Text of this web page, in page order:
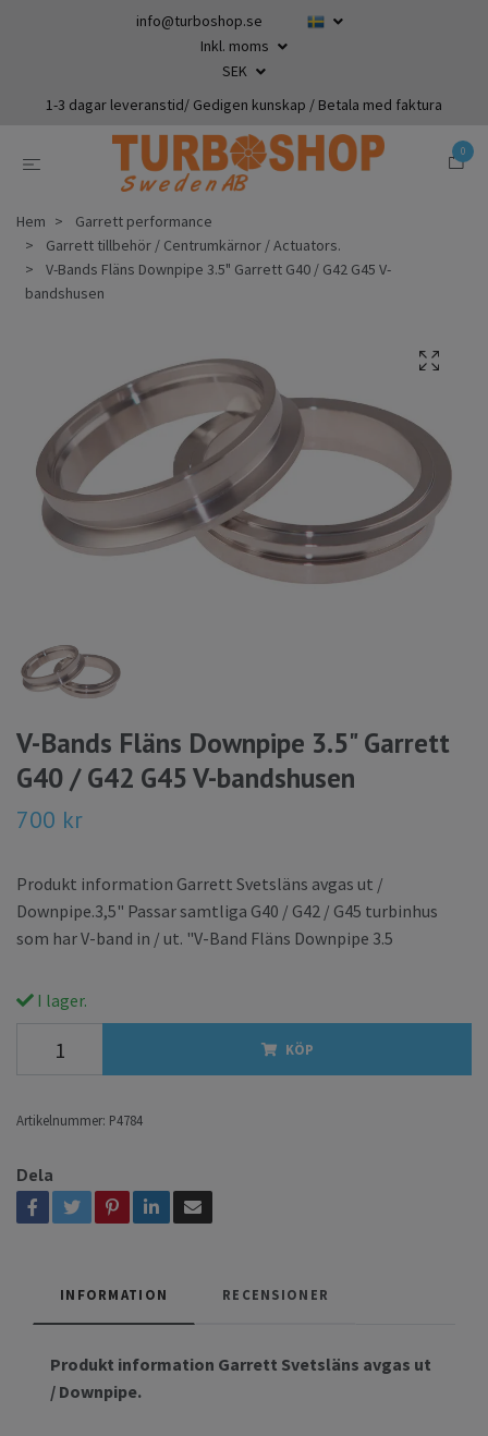
info@turboshop.se
Inkl. moms
SEK
1-3 dagar leveranstid/ Gedigen kunskap / Betala med faktura
0
Hem
Garrett performance
Garrett tillbehör / Centrumkärnor / Actuators.
V-Bands Fläns Downpipe 3.5" Garrett G40 / G42 G45 V-
bandshusen
V-Bands Fläns Downpipe 3.5" Garrett
G40 / G42 G45 V-bandshusen
700 kr
Produkt information Garrett Svetsläns avgas ut /
Downpipe.3,5" Passar samtliga G40 / G42 / G45 turbinhus
som har V-band in / ut. "V-Band Fläns Downpipe 3.5
I lager.
KÖP
Artikelnummer: P4784
Dela
INFORMATION RECENSIONER
Produkt information Garrett Svetsläns avgas ut
/ Downpipe.